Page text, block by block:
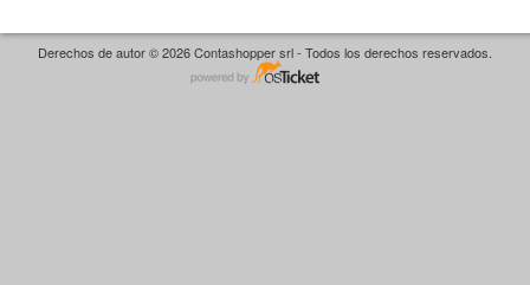
Derechos de autor © 2026 Contashopper srl - Todos los derechos reservados.